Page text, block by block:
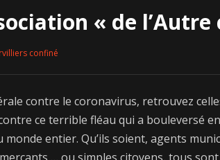
« de l’Autre
confiné
contre le coronavirus, retrouvez
ce terrible fléau qui a bouleversé
entier. Qu’ils soient, agents